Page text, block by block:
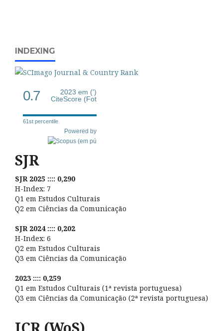
INDEXING
0.7
2023 em (')
CiteScore (Fot
61st percentile
Powered by
SJR
SJR 2025 :::: 0,290
H-Index: 7
Q1 em Estudos Culturais
Q2 em Ciências da Comunicação
SJR 2024 :::: 0,202
H-Index: 6
Q2 em Estudos Culturais
Q3 em Ciências da Comunicação
2023 :::: 0,259
Q1 em Estudos Culturais (1ª revista portuguesa)
Q3 em Ciências da Comunicação (2ª revista portuguesa)